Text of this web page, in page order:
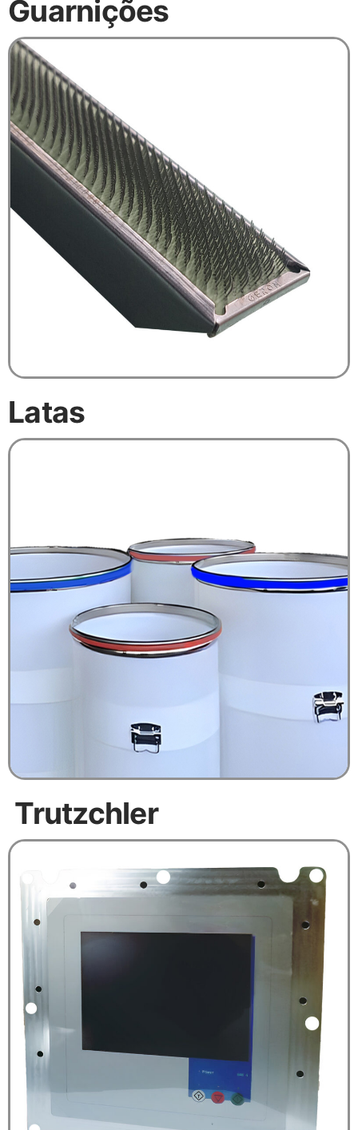
Guarnições
Latas
Trutzchler